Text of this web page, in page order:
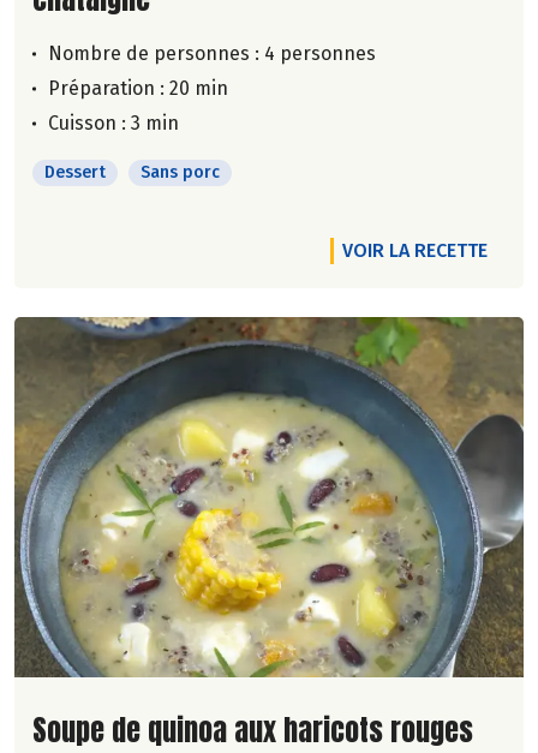
Nombre de personnes : 4 personnes
Préparation : 20 min
Cuisson : 3 min
Dessert Sans porc
VOIR LA RECETTE
Lire la suite de la recette
Soupe de quinoa aux haricots rouges